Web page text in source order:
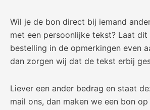
Wil je de bon direct bij iemand
met een persoonlijke tekst? Laat
bestelling in de opmerkingen even
dan zorgen wij dat de tekst erbij
Liever een ander bedrag en staat
mail ons, dan maken we een bon op